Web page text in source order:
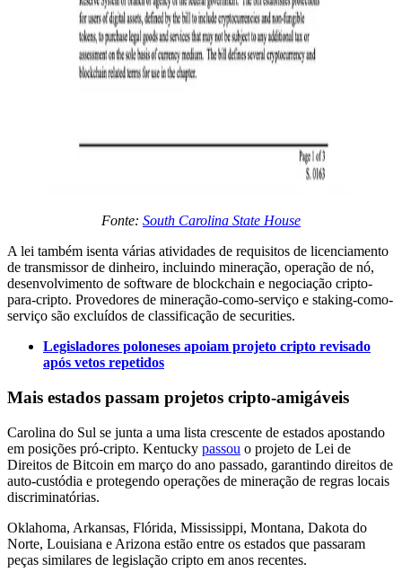
Fonte: South Carolina State House
A lei também isenta várias atividades de requisitos de licenciamento
de transmissor de dinheiro, incluindo mineração, operação de nó,
desenvolvimento de software de blockchain e negociação cripto-
para-cripto. Provedores de mineração-como-serviço e staking-como-
serviço são excluídos de classificação de securities.
Legisladores poloneses apoiam projeto cripto revisado
após vetos repetidos
Mais estados passam projetos cripto-amigáveis
Carolina do Sul se junta a uma lista crescente de estados apostando
em posições pró-cripto. Kentucky passou o projeto de Lei de
Direitos de Bitcoin em março do ano passado, garantindo direitos de
auto-custódia e protegendo operações de mineração de regras locais
discriminatórias.
Oklahoma, Arkansas, Flórida, Mississippi, Montana, Dakota do
Norte, Louisiana e Arizona estão entre os estados que passaram
peças similares de legislação cripto em anos recentes.